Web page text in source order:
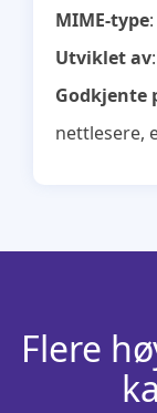
MIME-type
Utviklet av
Godkjente
nettlesere,
Flere